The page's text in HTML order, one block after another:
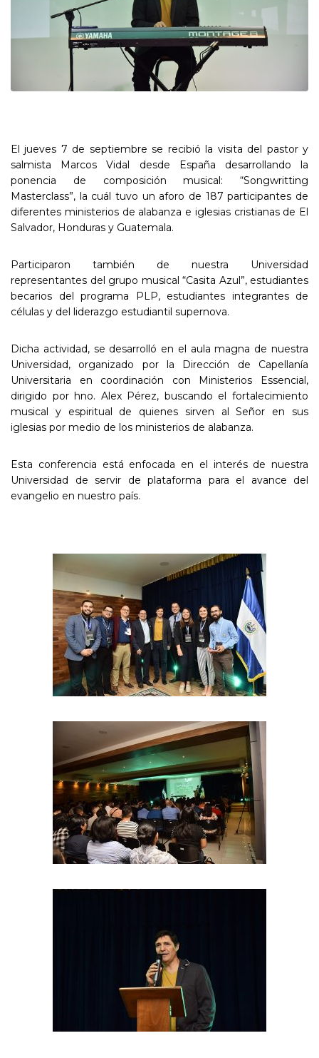
El jueves 7 de septiembre se recibió la visita del pastor y
salmista Marcos Vidal desde España desarrollando la
ponencia de composición musical: “Songwritting
Masterclass”, la cuál tuvo un aforo de 187 participantes de
diferentes ministerios de alabanza e iglesias cristianas de El
Salvador, Honduras y Guatemala.
Participaron también de nuestra Universidad
representantes del grupo musical “Casita Azul”, estudiantes
becarios del programa PLP, estudiantes integrantes de
células y del liderazgo estudiantil supernova.
Dicha actividad, se desarrolló en el aula magna de nuestra
Universidad, organizado por la Dirección de Capellanía
Universitaria en coordinación con Ministerios Essencial,
dirigido por hno. Alex Pérez, buscando el fortalecimiento
musical y espiritual de quienes sirven al Señor en sus
iglesias por medio de los ministerios de alabanza.
Esta conferencia está enfocada en el interés de nuestra
Universidad de servir de plataforma para el avance del
evangelio en nuestro país.